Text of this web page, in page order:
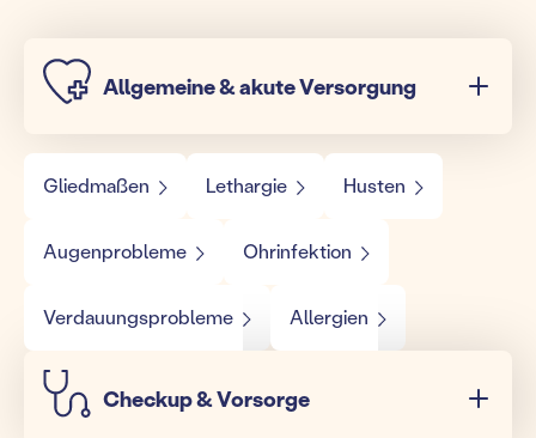
Allgemeine & akute Versorgung
Gliedmaßen Lethargie Husten
Augenprobleme Ohrinfektion
Verdauungsprobleme Allergien
Checkup & Vorsorge